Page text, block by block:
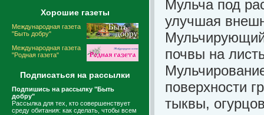
Хорошие газеты
Международная газета
"Быть добру"
Международная газета
"Родная газета"
Подписаться на рассылки
Подпишись на рассылку "Быть
добру"
Рассылка для тех, кто совершенствует
среду обитания: как сделать, чтобы всем
Мульча под
улучшая
почвы на
поверхности
тыквы,